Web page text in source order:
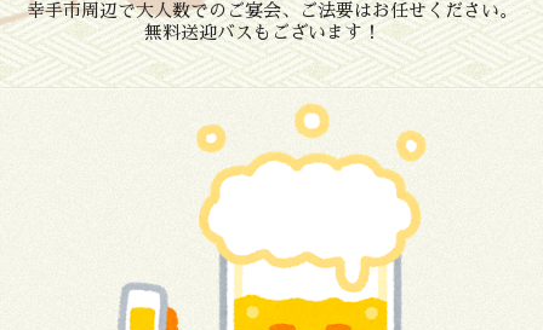
幸手市周辺で大人数でのご宴会、ご法要はお任せください。
無料送迎バスもございます！